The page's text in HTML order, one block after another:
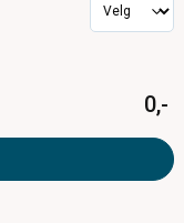
0,-